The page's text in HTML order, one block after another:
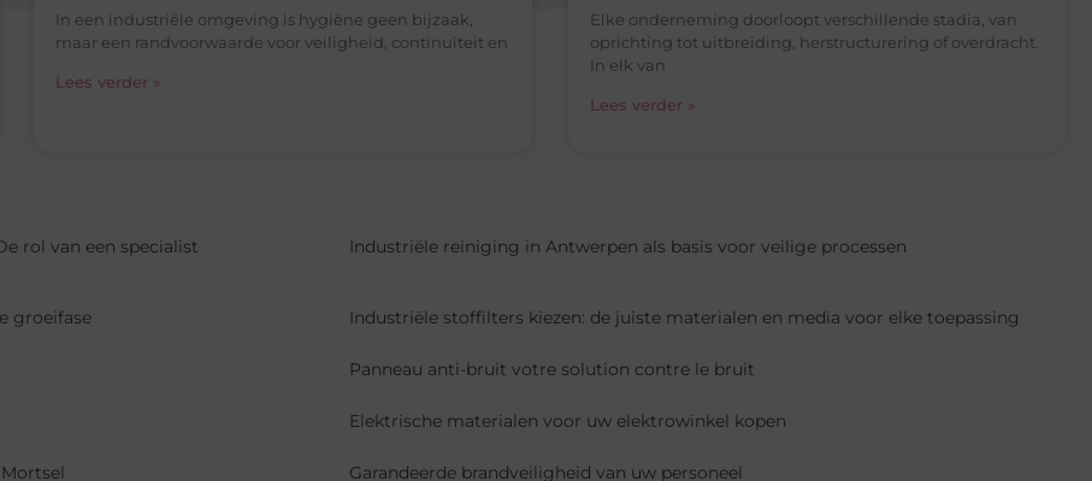
In een industriële omgeving is hygiëne geen bijzaak,
maar een randvoorwaarde voor veiligheid, continuïteit en
Lees verder »
Elke onderneming doorloopt verschillende stadia, van
oprichting tot uitbreiding, herstructurering of overdracht.
In elk van
Lees verder »
rol van een specialist
Industriële reiniging in Antwerpen als basis voor veilige processen
groeifase Industriële stoffilters kiezen: de juiste materialen en media voor elke toepassing
Panneau anti-bruit votre solution contre le bruit
Elektrische materialen voor uw elektrowinkel kopen
Garandeerde brandveiligheid van uw personeel